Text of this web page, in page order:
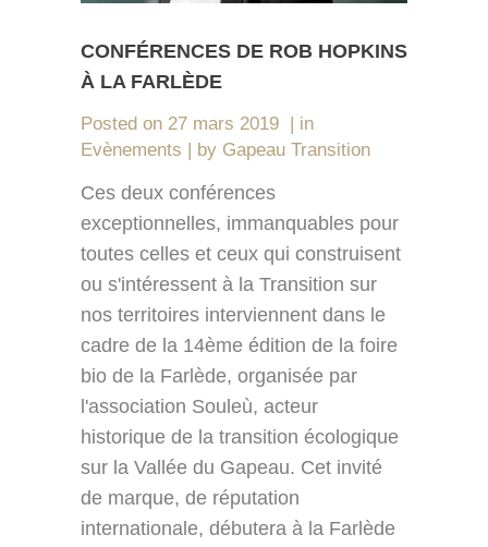
CONFÉRENCES DE ROB HOPKINS
À LA FARLÈDE
Posted on 27 mars 2019
in
Evènements
by Gapeau Transition
Ces deux conférences
exceptionnelles, immanquables pour
toutes celles et ceux qui construisent
ou s'intéressent à la Transition sur
nos territoires interviennent dans le
cadre de la 14ème édition de la foire
bio de la Farlède, organisée par
l'association Souleù, acteur
historique de la transition écologique
sur la Vallée du Gapeau. Cet invité
de marque, de réputation
internationale, débutera à la Farlède